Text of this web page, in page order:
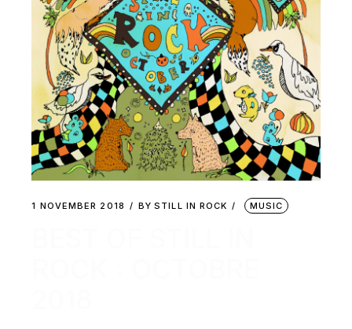
1 NOVEMBER 2018 BY STILL IN ROCK MUSIC